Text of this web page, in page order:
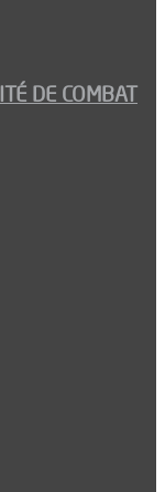
DE COMBAT